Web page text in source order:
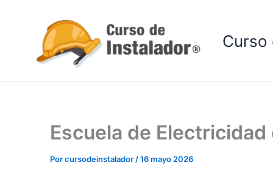
contenido
Curso
Escuela de
Porcursodeinstalador/16 mayo 2026